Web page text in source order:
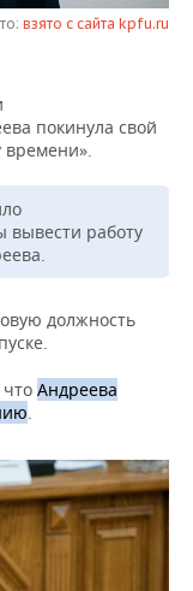
взято с сайта kpfu.ru
покинула свой
времени».
вывести работу
должность
Андреева
.